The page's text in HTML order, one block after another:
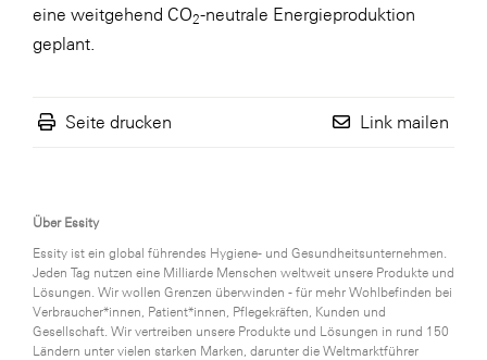
eine weitgehend CO2-neutrale Energieproduktion
geplant.
Seite drucken Link mailen
Über Essity
Essity ist ein global führendes Hygiene- und Gesundheitsunternehmen.
Jeden Tag nutzen eine Milliarde Menschen weltweit unsere Produkte und
Lösungen. Wir wollen Grenzen überwinden - für mehr Wohlbefinden bei
Verbraucher*innen, Patient*innen, Pflegekräften, Kunden und
Gesellschaft. Wir vertreiben unsere Produkte und Lösungen in rund 150
Ländern unter vielen starken Marken, darunter die Weltmarktführer